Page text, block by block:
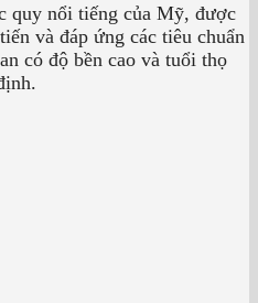
quy nổi tiếng của Mỹ, được
và đáp ứng các tiêu chuẩn
có độ bền cao và tuổi thọ